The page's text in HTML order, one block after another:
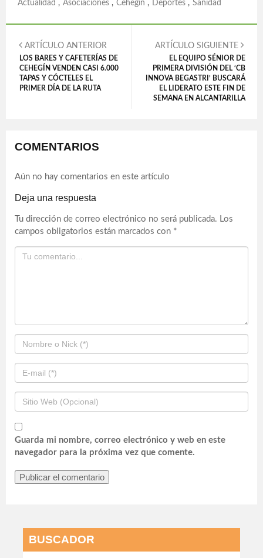
Actualidad , Asociaciones , Cehegín , Deportes , Sanidad
ARTÍCULO ANTERIOR
LOS BARES Y CAFETERÍAS DE
CEHEGÍN VENDEN CASI 6.000
TAPAS Y CÓCTELES EL
PRIMER DÍA DE LA RUTA
ARTÍCULO SIGUIENTE
EL EQUIPO SÉNIOR DE
PRIMERA DIVISIÓN DEL ‘CB
INNOVA BEGASTRI’ BUSCARÁ
EL LIDERATO ESTE FIN DE
SEMANA EN ALCANTARILLA
COMENTARIOS
Aún no hay comentarios en este artículo
Deja una respuesta
Tu dirección de correo electrónico no será publicada. Los
campos obligatorios están marcados con *
Guarda mi nombre, correo electrónico y web en este
navegador para la próxima vez que comente.
BUSCADOR